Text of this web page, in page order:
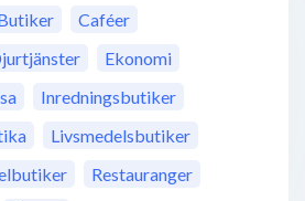
Caféer
Ekonomi
Inredningsbutiker
Livsmedelsbutiker
Restauranger